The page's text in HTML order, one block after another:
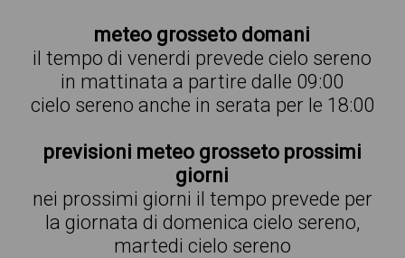
meteo grosseto domani
il tempo di venerdi prevede cielo sereno
in mattinata a partire dalle 09:00
cielo sereno anche in serata per le 18:00
previsioni meteo grosseto prossimi
giorni
nei prossimi giorni il tempo prevede per
la giornata di domenica cielo sereno,
martedi cielo sereno